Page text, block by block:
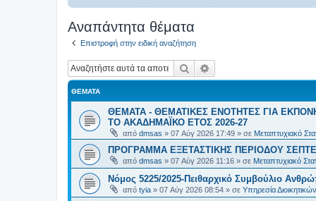
Αναπάντητα θέματα
Επιστροφή στην ειδική αναζήτηση
Αναζήτηση
ΘΈΜΑΤΑ
ΘΕΜΑΤΑ - ΘΕΜΑΤΙΚΕΣ ΕΝΟΤΗΤΕΣ ΓΙΑ
ΤΟ ΑΚΑΔΗΜΑΪΚΟ ΕΤΟΣ 2026-27
από dmsas » 07 Αύγ 2026 17:49 » σε Μεταπτυχιακό
ΠΡΟΓΡΑΜΜΑ ΕΞΕΤΑΣΤΙΚΗΣ ΠΕΡΙΟΔΟΥ
από dmsas » 07 Αύγ 2026 11:16 » σε Μεταπτυχιακό
Νόμος 5225/2025-Πειθαρχικό Συμβούλιο
από tyia » 07 Αύγ 2026 08:54 » σε Υπηρεσία